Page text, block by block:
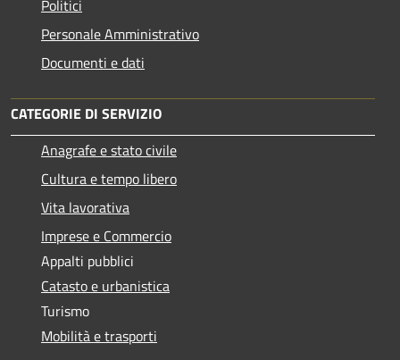
Politici
Personale Amministrativo
Documenti e dati
CATEGORIE DI SERVIZIO
Anagrafe e stato civile
Cultura e tempo libero
Vita lavorativa
Imprese e Commercio
Appalti pubblici
Catasto e urbanistica
Turismo
Mobilità e trasporti